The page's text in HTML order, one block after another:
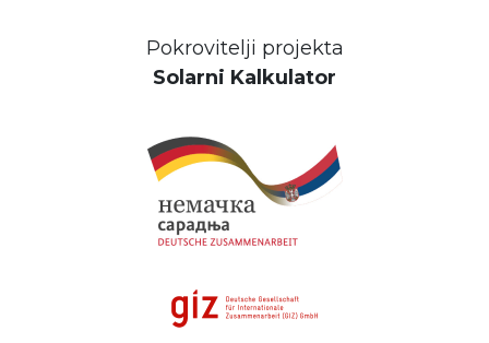
Pokrovitelji projekta
Solarni Kalkulator